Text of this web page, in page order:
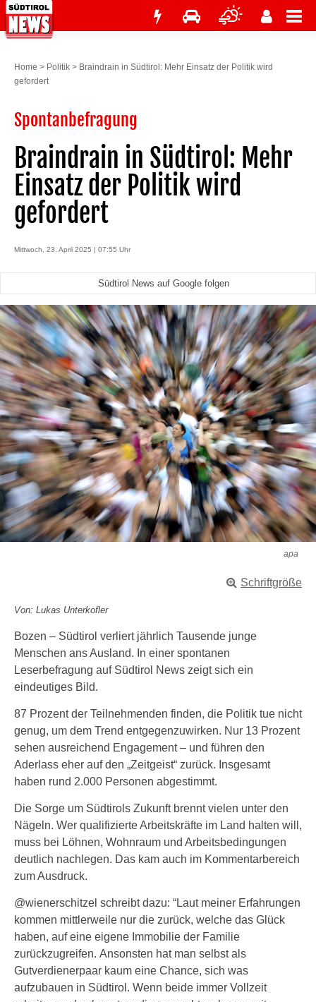
Home > Politik > Braindrain in Südtirol: Mehr Einsatz der Politik wird
gefordert
Spontanbefragung
Braindrain in Südtirol: Mehr
Einsatz der Politik wird
gefordert
Mittwoch, 23. April 2025 | 07:55 Uhr
Südtirol News auf Google folgen
apa
Schriftgröße
Von: Lukas Unterkofler
Bozen – Südtirol verliert jährlich Tausende junge
Menschen ans Ausland. In einer spontanen
Leserbefragung auf Südtirol News zeigt sich ein
eindeutiges Bild.
87 Prozent der Teilnehmenden finden, die Politik tue nicht
genug, um dem Trend entgegenzuwirken. Nur 13 Prozent
sehen ausreichend Engagement – und führen den
Aderlass eher auf den „Zeitgeist“ zurück. Insgesamt
haben rund 2.000 Personen abgestimmt.
Die Sorge um Südtirols Zukunft brennt vielen unter den
Nägeln. Wer qualifizierte Arbeitskräfte im Land halten will,
muss bei Löhnen, Wohnraum und Arbeitsbedingungen
deutlich nachlegen. Das kam auch im Kommentarbereich
zum Ausdruck.
@wienerschitzel schreibt dazu: “Laut meiner Erfahrungen
kommen mittlerweile nur die zurück, welche das Glück
haben, auf eine eigene Immobilie der Familie
zurückzugreifen. Ansonsten hat man selbst als
Gutverdienerpaar kaum eine Chance, sich was
aufzubauen in Südtirol. Wenn beide immer Vollzeit